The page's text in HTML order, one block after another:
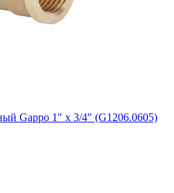
Gappo 1" x 3/4" (G1206.0605)